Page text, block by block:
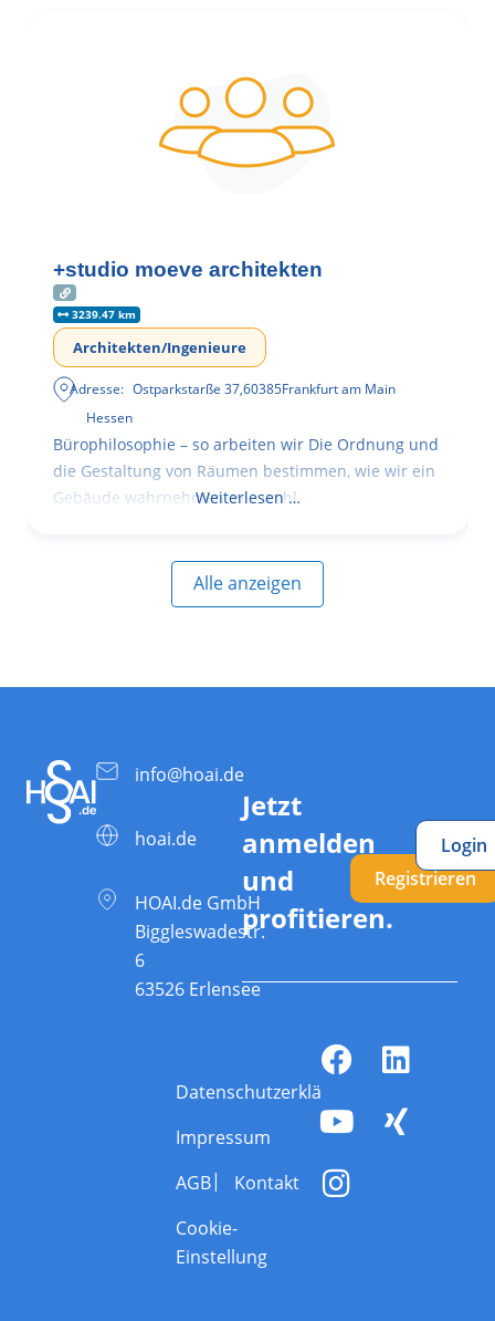
+studio moeve architekten
3239.47 km
Architekten/Ingenieure
Adresse: Ostparkstarße 37,60385Frankfurt am Main
Hessen
Bürophilosophie – so arbeiten wir Die Ordnung und
die Gestaltung von Räumen bestimmen, wie wir ein
Gebäude wahrnehmen, wie wohl
Weiterlesen …
Alle anzeigen
info@hoai.de
hoai.de
HOAI.de GmbH
Biggleswadestr.
6
63526 Erlensee
Jetzt
anmelden
und
profitieren.
Registrieren
Login
Datenschutzerklärung
Impressum
AGB
Kontakt
Cookie-
Einstellung